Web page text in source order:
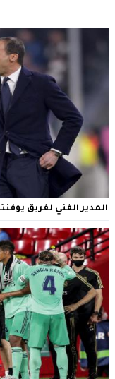
المدير الفني لفريق